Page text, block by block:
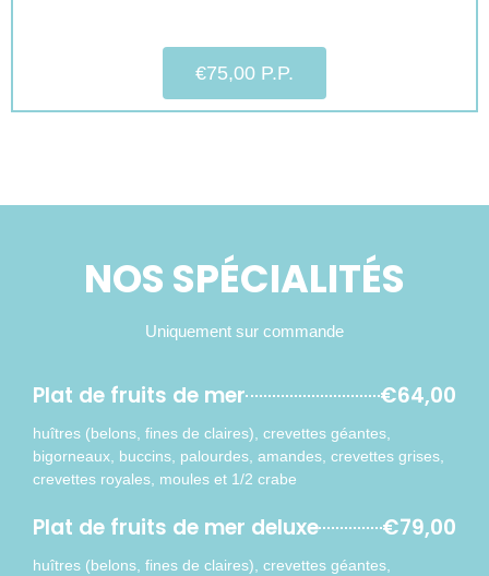
€75,00 P.P.
NOS SPÉCIALITÉS
Uniquement sur commande
Plat de fruits de mer €64,00
huîtres (belons, fines de claires), crevettes géantes,
bigorneaux, buccins, palourdes, amandes, crevettes grises,
crevettes royales, moules et 1/2 crabe
Plat de fruits de mer deluxe €79,00
huîtres (belons, fines de claires), crevettes géantes,